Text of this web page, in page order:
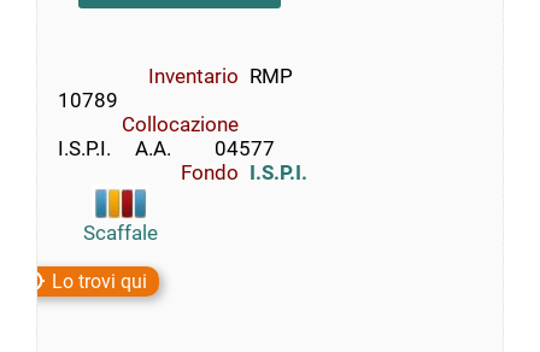
Inventario RMP
10789
Collocazione
I.S.P.I.     A.A.         04577
Fondo I.S.P.I.
Scaffale
Lo trovi qui